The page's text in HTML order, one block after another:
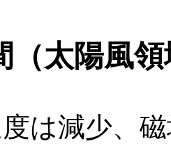
（太陽風
は減少、